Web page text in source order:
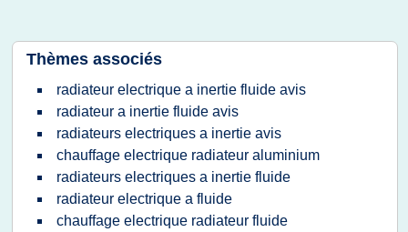
Thèmes associés
radiateur electrique a inertie fluide avis
radiateur a inertie fluide avis
radiateurs electriques a inertie avis
chauffage electrique radiateur aluminium
radiateurs electriques a inertie fluide
radiateur electrique a fluide
chauffage electrique radiateur fluide